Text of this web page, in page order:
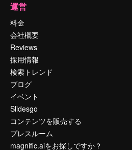
運営
料金
会社概要
Reviews
採用情報
検索トレンド
ブログ
イベント
Slidesgo
コンテンツを販売する
プレスルーム
magnific.aiをお探しですか？